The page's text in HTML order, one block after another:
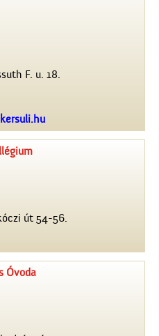
F. u. 18.
út 54-56.
Óvoda